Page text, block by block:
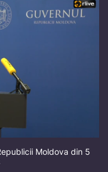
Moldova din 5